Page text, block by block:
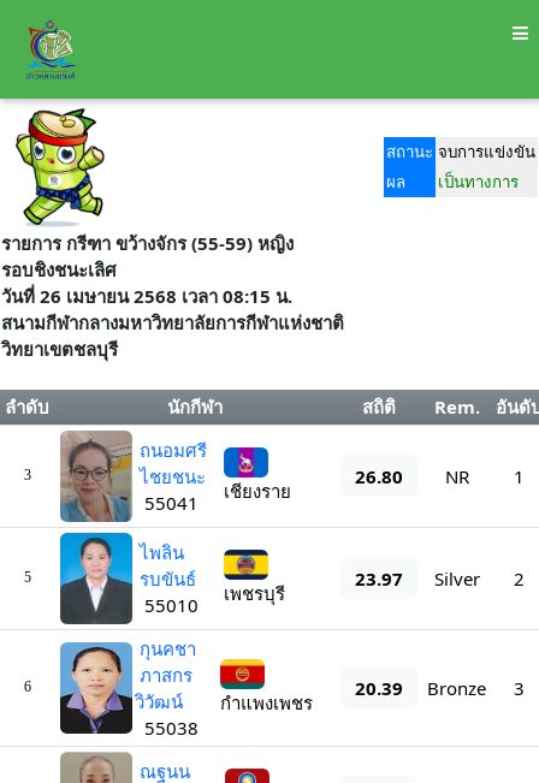
สถานะ จบการแข่งขัน
ผล
เป็นทางการ
รายการ กรีฑา ขว้างจักร (55-59) หญิง
รอบชิงชนะเลิศ
วันที่ 26 เมษายน 2568 เวลา 08:15 น.
สนามกีฬากลางมหาวิทยาลัยการกีฬาแห่งชาติ
วิทยาเขตชลบุรี
ลำดับ นักกีฬา สถิติ Rem. อันดั
3
ถนอมศรี
ไชยชนะ
55041
เชียงราย
26.80 NR 1
5
ไพลิน
รบขันธ์
55010
เพชรบุรี
23.97 Silver 2
6
กุนคชา
ภาสกร
วิวัฒน์
55038
กำแพงเพชร
20.39 Bronze 3
ณฐนน